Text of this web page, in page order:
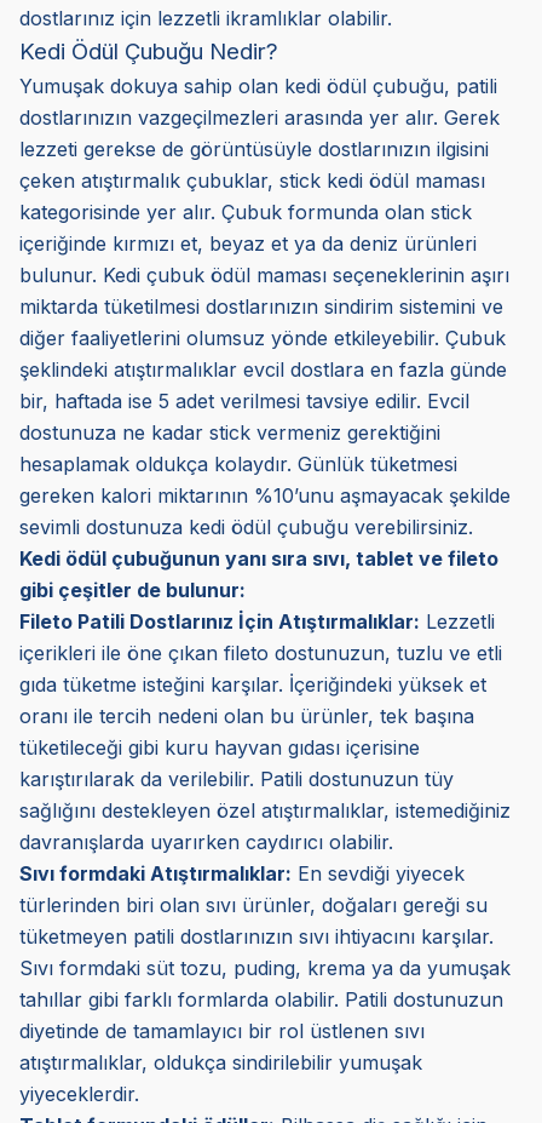
dostlarınız için lezzetli ikramlıklar olabilir.
Kedi Ödül Çubuğu Nedir?
Yumuşak dokuya sahip olan kedi ödül çubuğu, patili
dostlarınızın vazgeçilmezleri arasında yer alır. Gerek
lezzeti gerekse de görüntüsüyle dostlarınızın ilgisini
çeken atıştırmalık çubuklar, stick kedi ödül maması
kategorisinde yer alır. Çubuk formunda olan stick
içeriğinde kırmızı et, beyaz et ya da deniz ürünleri
bulunur. Kedi çubuk ödül maması seçeneklerinin aşırı
miktarda tüketilmesi dostlarınızın sindirim sistemini ve
diğer faaliyetlerini olumsuz yönde etkileyebilir. Çubuk
şeklindeki atıştırmalıklar evcil dostlara en fazla günde
bir, haftada ise 5 adet verilmesi tavsiye edilir. Evcil
dostunuza ne kadar stick vermeniz gerektiğini
hesaplamak oldukça kolaydır. Günlük tüketmesi
gereken kalori miktarının %10’unu aşmayacak şekilde
sevimli dostunuza kedi ödül çubuğu verebilirsiniz.
Kedi ödül çubuğunun yanı sıra sıvı, tablet ve fileto
gibi çeşitler de bulunur:
Fileto Patili Dostlarınız İçin Atıştırmalıklar: Lezzetli
içerikleri ile öne çıkan fileto dostunuzun, tuzlu ve etli
gıda tüketme isteğini karşılar. İçeriğindeki yüksek et
oranı ile tercih nedeni olan bu ürünler, tek başına
tüketileceği gibi kuru hayvan gıdası içerisine
karıştırılarak da verilebilir. Patili dostunuzun tüy
sağlığını destekleyen özel atıştırmalıklar, istemediğiniz
davranışlarda uyarırken caydırıcı olabilir.
Sıvı formdaki Atıştırmalıklar: En sevdiği yiyecek
türlerinden biri olan sıvı ürünler, doğaları gereği su
tüketmeyen patili dostlarınızın sıvı ihtiyacını karşılar.
Sıvı formdaki süt tozu, puding, krema ya da yumuşak
tahıllar gibi farklı formlarda olabilir. Patili dostunuzun
diyetinde de tamamlayıcı bir rol üstlenen sıvı
atıştırmalıklar, oldukça sindirilebilir yumuşak
yiyeceklerdir.